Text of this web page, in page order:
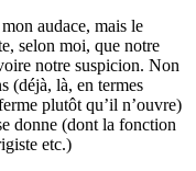
audace, mais le
selon moi, que notre
notre suspicion. Non
(déjà, là, en termes
plutôt qu’il n’ouvre)
donne (dont la fonction
etc.)